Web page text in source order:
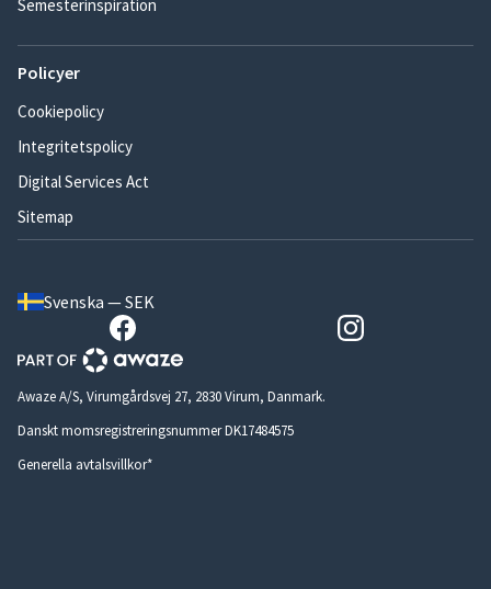
Semesterinspiration
Policyer
Cookiepolicy
Integritetspolicy
Digital Services Act
Sitemap
Svenska — SEK
Awaze A/S, Virumgårdsvej 27, 2830 Virum, Danmark.
Danskt momsregistreringsnummer DK17484575
Generella avtalsvillkor*